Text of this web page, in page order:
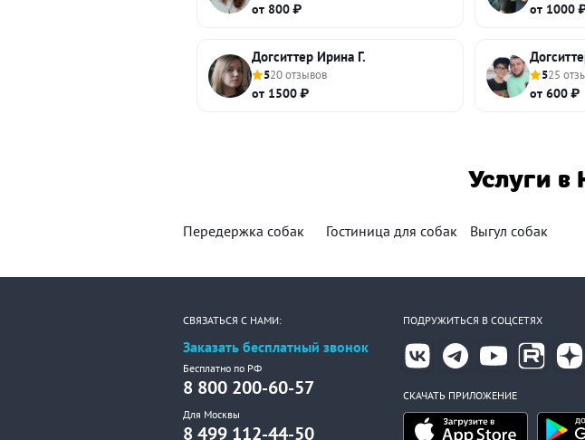
от 800 ₽ от 1000
Догситтер Ирина Г.
520 отзывов
от 1500 ₽
525
от 600 ₽
Услуги в
Передержка собак Гостиница для собак Выгул собак
СВЯЗАТЬСЯ С НАМИ:
Заказать бесплатный звонок
Бесплатно по РФ
8 800 200-60-57
Для Москвы
8 499 112-44-50
ПОДРУЖИТЬСЯ В СОЦСЕТЯХ
СКАЧАТЬ ПРИЛОЖЕНИЕ